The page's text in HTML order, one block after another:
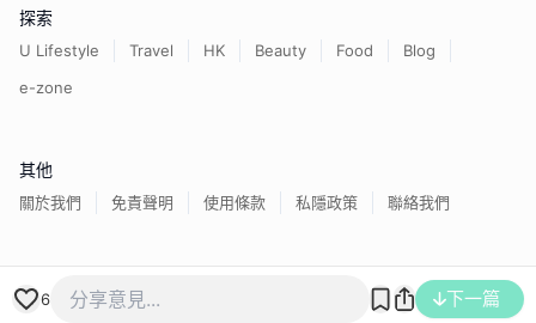
6 下一篇
探索
U Lifestyle Travel HK Beauty Food
Blog
e-zone
其他
關於我們 免責聲明 使用條款 私隱政策 聯絡我們
香港經濟日報版權所有©